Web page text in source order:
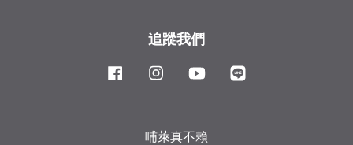
追蹤我們
Facebook Instagram YouTube
哺萊真不賴